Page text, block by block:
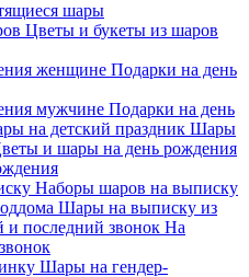
шары
Цветы и букеты из шаров
Подарки на день
Подарки на день
Шары
Наборы шаров на выписку
Шары на выписку из
На
Шары на гендер-